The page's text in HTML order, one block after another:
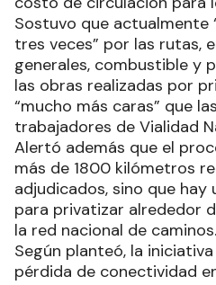
Sostuvo que actualmente
tres veces” por las rutas,
generales, combustible y
las obras realizadas por
“mucho más caras” que
trabajadores de Vialidad
Alertó además que el
más de 1800 kilómetros
adjudicados, sino que
para privatizar alrededor
la red nacional de caminos.
Según planteó, la
pérdida de conectividad